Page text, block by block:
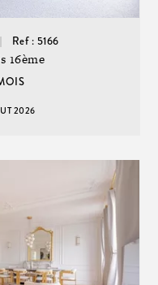
Ref : 5166
16ème
2026